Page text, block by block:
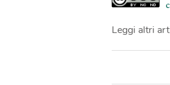
Leggi altri